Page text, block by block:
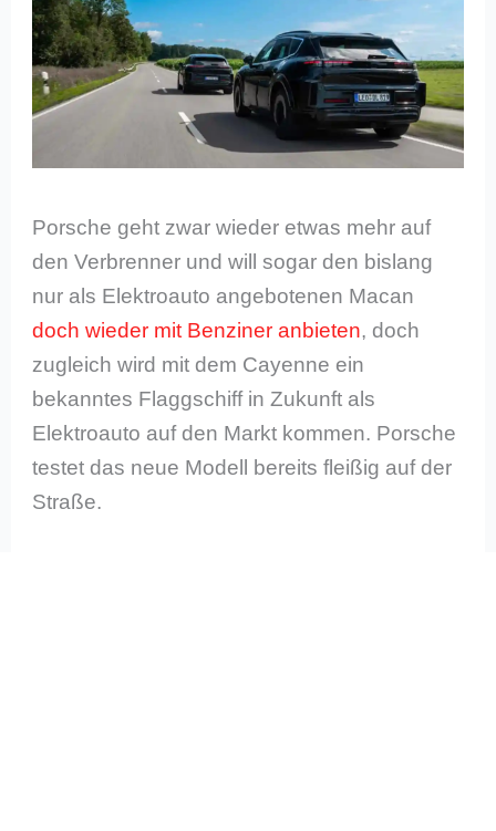
Porsche geht zwar wieder etwas mehr auf
den Verbrenner und will sogar den bislang
nur als Elektroauto angebotenen Macan
doch wieder mit Benziner anbieten, doch
zugleich wird mit dem Cayenne ein
bekanntes Flaggschiff in Zukunft als
Elektroauto auf den Markt kommen. Porsche
testet das neue Modell bereits fleißig auf der
Straße.